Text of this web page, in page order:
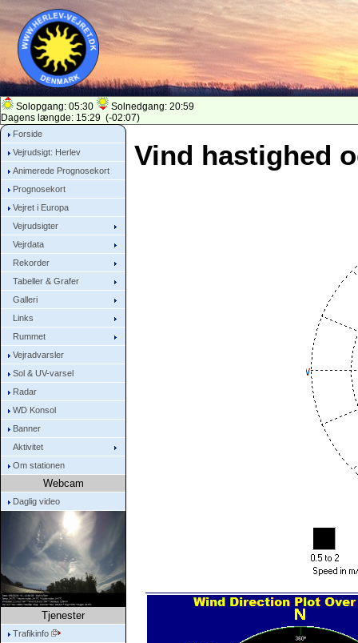
Solopgang: 05:30
Solnedgang: 20:59
Dagens længde: 15:29 (-02:07)
Forside
Vejrudsigt: Herlev
Animerede Prognosekort
Prognosekort
Vejret i Europa
Vejrudsigter
Vejrdata
Rekorder
Tabeller & Grafer
Galleri
Links
Rummet
Vejradvarsler
Sol & UV-varsel
Radar
WD Konsol
Banner
Aktivitet
Om stationen
Webcam
Daglig video
Tjenester
Trafikinfo
Vind hastighed